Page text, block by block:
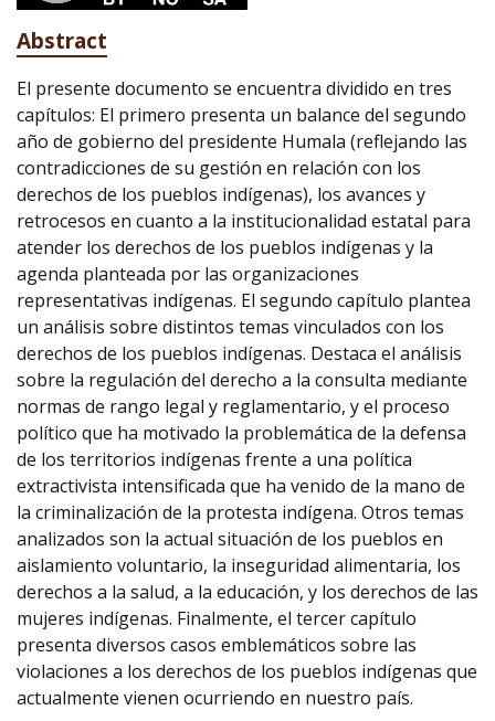
Abstract
El presente documento se encuentra dividido en tres
capítulos: El primero presenta un balance del segundo
año de gobierno del presidente Humala (reflejando las
contradicciones de su gestión en relación con los
derechos de los pueblos indígenas), los avances y
retrocesos en cuanto a la institucionalidad estatal para
atender los derechos de los pueblos indígenas y la
agenda planteada por las organizaciones
representativas indígenas. El segundo capítulo plantea
un análisis sobre distintos temas vinculados con los
derechos de los pueblos indígenas. Destaca el análisis
sobre la regulación del derecho a la consulta mediante
normas de rango legal y reglamentario, y el proceso
político que ha motivado la problemática de la defensa
de los territorios indígenas frente a una política
extractivista intensificada que ha venido de la mano de
la criminalización de la protesta indígena. Otros temas
analizados son la actual situación de los pueblos en
aislamiento voluntario, la inseguridad alimentaria, los
derechos a la salud, a la educación, y los derechos de las
mujeres indígenas. Finalmente, el tercer capítulo
presenta diversos casos emblemáticos sobre las
violaciones a los derechos de los pueblos indígenas que
actualmente vienen ocurriendo en nuestro país.